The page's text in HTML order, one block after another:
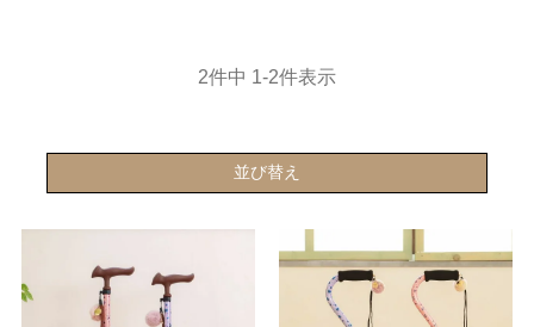
並び替え
2件中 1-2件表示